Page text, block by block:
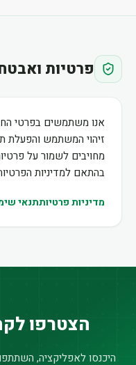
פרטיות
אנו משתמשים בפרטי
זיהוי המשתמש והפעלת
מחויבים לשמור על
בהתאם למדיניות
מדיניות פרטיותתנאי
הצטרפו
היכנסו לאפליקציה,